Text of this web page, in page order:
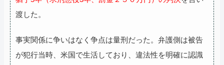
渡した。
事実関係に争いはなく争点は量刑だった。弁護側は被告
が犯行当時、米国で生活しており、違法性を明確に認識